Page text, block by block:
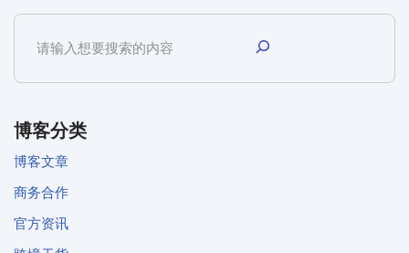
博客分类
博客文章
商务合作
官方资讯